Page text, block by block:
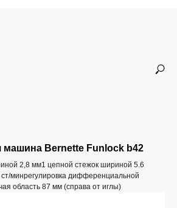
машина Bernette Funlock b42
2,8 мм1 цепной стежок шириной 5.6
минрегулировка дифференциальной
область 87 мм (справа от иглы)